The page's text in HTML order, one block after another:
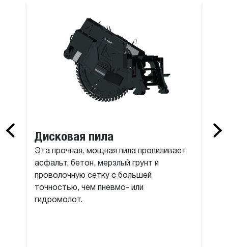
Дисковая пила
Эта прочная, мощная пила пропиливает
асфальт, бетон, мерзлый грунт и
проволочную сетку с большей
точностью, чем пневмо- или
гидромолот.